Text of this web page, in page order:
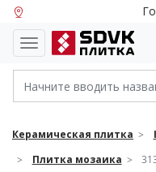
Керамическая плитка
Плитка мозаика